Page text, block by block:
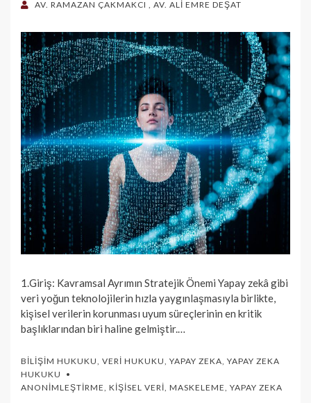
AV. RAMAZAN ÇAKMAKCI , AV. ALİ EMRE DEŞAT
1.Giriş: Kavramsal Ayrımın Stratejik Önemi Yapay zekâ gibi
veri yoğun teknolojilerin hızla yaygınlaşmasıyla birlikte,
kişisel verilerin korunması uyum süreçlerinin en kritik
başlıklarından biri haline gelmiştir.…
BILIŞIM HUKUKU, VERI HUKUKU, YAPAY ZEKA, YAPAY ZEKA
HUKUKU
ANONIMLEŞTIRME, KIŞISEL VERI, MASKELEME, YAPAY ZEKA